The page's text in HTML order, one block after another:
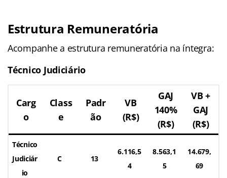
Estrutura Remuneratória
Acompanhe a estrutura remuneratória na íntegra:
Técnico Judiciário
Carg
o
Class
e
Padr
ão
VB
(R$)
GAJ
140%
(R$)
VB +
GAJ
(R$)
Técnico
Judiciár
io
C 13
6.116,5
4
8.563,1
5
14.679,
69